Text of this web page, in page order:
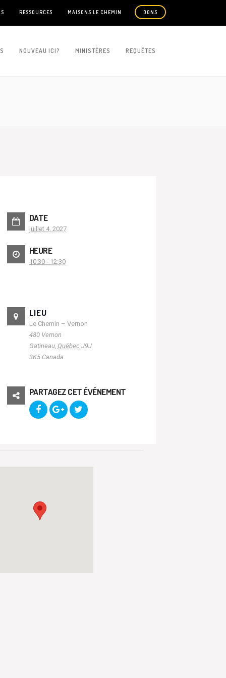
RESSOURCES MAISONS LE CHEMIN DONS
NOUVEAU ICI? MINISTÈRES REQUÊTES
DATE
juillet 4, 2027
HEURE
10:30 - 12:30
LIEU
Le Chemin – Vernon
480 Vernon
Gatineau, Québec J9J
3K5 Canada
PARTAGEZ CET ÉVÉNEMENT